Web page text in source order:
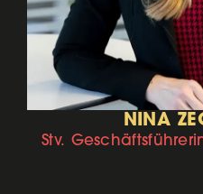
NINA
Stv.